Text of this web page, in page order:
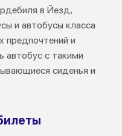
в Йезд,
и автобусы класса
предпочтений и
с такими
сиденья и